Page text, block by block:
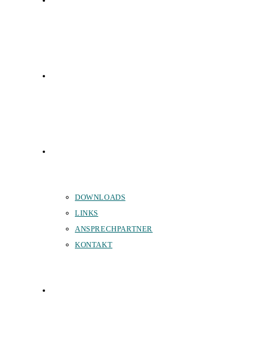
DOWNLOADS
LINKS
ANSPRECHPARTNER
KONTAKT